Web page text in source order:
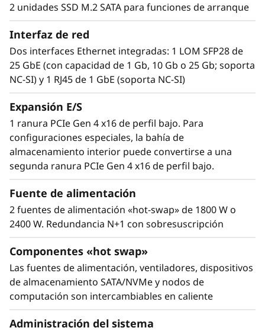
a
D
e
d
a
d
Optimizado para máximo rendimiento
El ThinkSystem SD630 V2 está diseñado
térmicamente para proporcionar el máximo
rendimiento con las dimensiones más
reducidas. Cada nodo soporta CPUs de 225 W
sin limitación, y condicionalmente hasta de 270
W. Las tres conexiones UPI y sus excepcionales
características térmicas lo convierten en el
sistema ideal para cargas de trabajo de HPC.
Cada nodo incorpora dos potentes
procesadores Intel® Xeon® Platinum de
tercera generación.
2 unidades SSD M.2 SATA para funciones de arranque
Interfaz de red
Dos interfaces Ethernet integradas: 1 LOM SFP28 de
25 GbE (con capacidad de 1 Gb, 10 Gb o 25 Gb; soporta
NC-SI) y 1 RJ45 de 1 GbE (soporta NC-SI)
Expansión E/S
1 ranura PCIe Gen 4 x16 de perfil bajo. Para
configuraciones especiales, la bahía de
almacenamiento interior puede convertirse a una
segunda ranura PCIe Gen 4 x16 de perfil bajo.
Fuente de alimentación
2 fuentes de alimentación «hot-swap» de 1800 W o
2400 W. Redundancia N+1 con sobresuscripción
Componentes «hot swap»
Las fuentes de alimentación, ventiladores, dispositivos
de almacenamiento SATA/NVMe y nodos de
computación son intercambiables en caliente
Administración del sistema